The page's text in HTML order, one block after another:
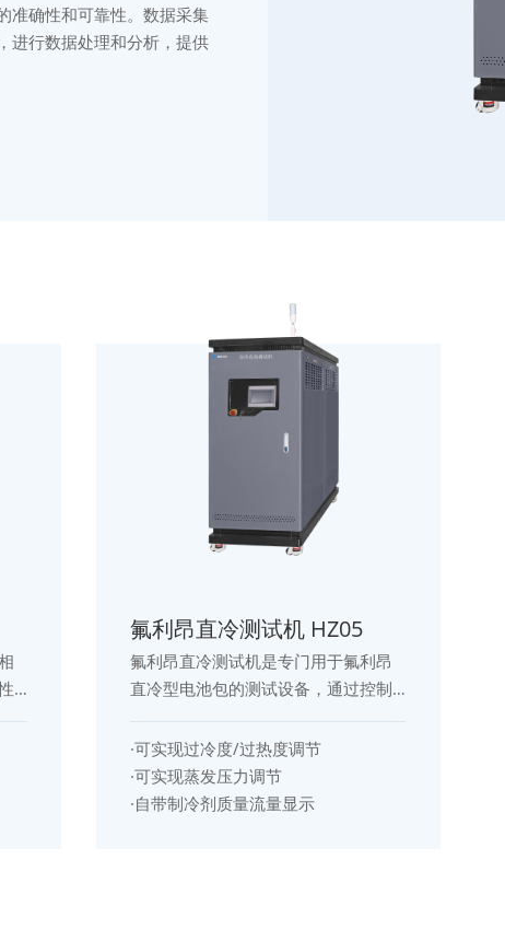
准确性和可靠性。数据采集
进行数据处理和分析，提供
氟利昂直冷测试机 HZ05
氟利昂直冷测试机是专门用于氟利昂
直冷型电池包的测试设备，通过控制
量流量分配等方式控制整机工况参
数，以实现模仿整车直冷温控状态下
热学测试。其可选择制冷工况、热泵
·可实现过冷度/过热度调节
·可实现蒸发压力调节
·自带制冷剂质量流量显示